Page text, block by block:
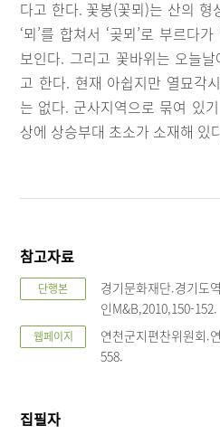
다고 한다. 꽃봉(꽃뫼)는 산의 형
‘뫼’를 합쳐서 ‘곶뫼’로 부르다
보인다. 그리고 꽃바위는 오늘
고 한다. 현재 아쉽지만 열묘각
는 없다. 군사지역으로 묶여 있
상에 상승부대 초소가 소재해 있
참고자료
단행본
경기문화재단.경기도
인M&B,2010,150-152.
웹페이지
연천군지편찬위원회.
558.
집필자